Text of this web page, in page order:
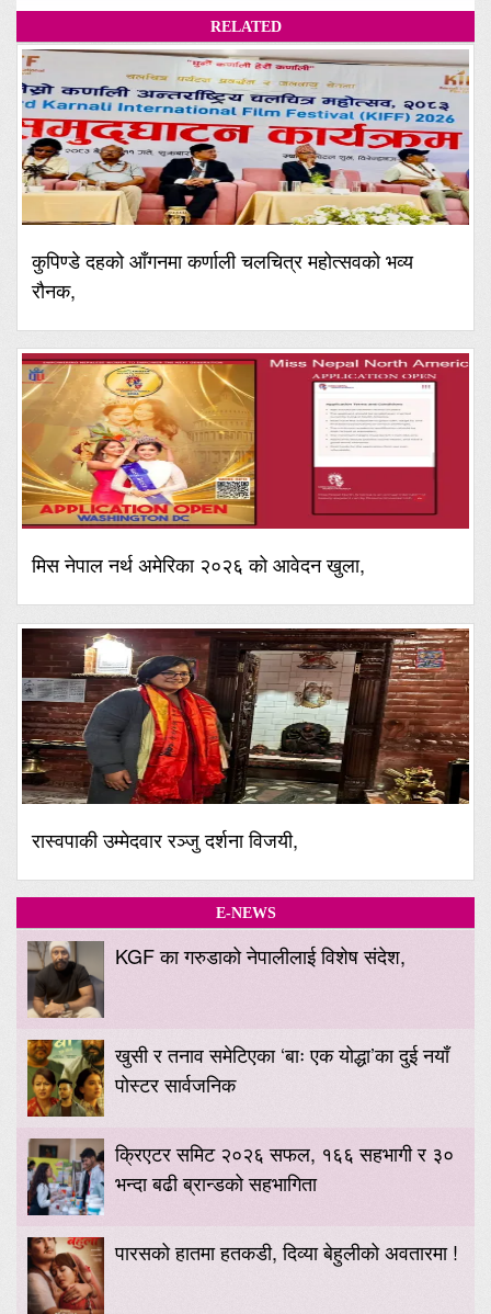
RELATED
कुपिण्डे दहको आँगनमा कर्णाली चलचित्र महोत्सवको भव्य
रौनक,
मिस नेपाल नर्थ अमेरिका २०२६ को आवेदन खुला,
रास्वपाकी उम्मेदवार रञ्जु दर्शना विजयी,
E-NEWS
KGF का गरुडाको नेपालीलाई विशेष संदेश,
खुसी र तनाव समेटिएका ‘बाः एक योद्धा’का दुई नयाँ
पोस्टर सार्वजनिक
क्रिएटर समिट २०२६ सफल, १६६ सहभागी र ३०
भन्दा बढी ब्रान्डको सहभागिता
पारसको हातमा हतकडी, दिव्या बेहुलीको अवतारमा !